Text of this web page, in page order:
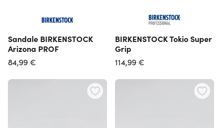
Sandale BIRKENSTOCK
Arizona PROF
84,99 €
BIRKENSTOCK Tokio Super
Grip
114,99 €